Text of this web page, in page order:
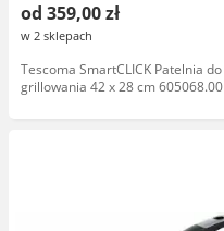
od 359,00 zł
w 2 sklepach
Tescoma SmartCLICK Patelnia do
grillowania 42 x 28 cm 605068.00